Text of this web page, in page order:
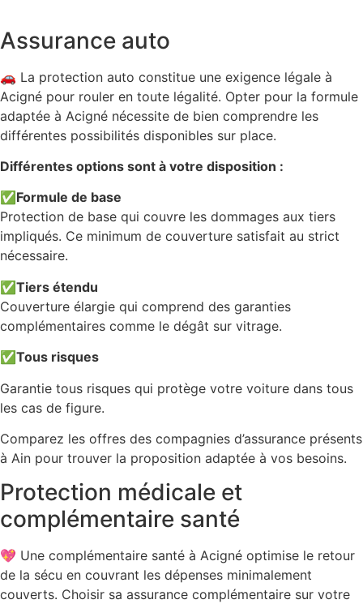
Assurance auto
🚗 La protection auto constitue une exigence légale à
Acigné pour rouler en toute légalité. Opter pour la formule
adaptée à Acigné nécessite de bien comprendre les
différentes possibilités disponibles sur place.
Différentes options sont à votre disposition :
✅ Formule de base
Protection de base qui couvre les dommages aux tiers
impliqués. Ce minimum de couverture satisfait au strict
nécessaire.
✅Tiers étendu
Couverture élargie qui comprend des garanties
complémentaires comme le dégât sur vitrage.
✅Tous risques
Garantie tous risques qui protège votre voiture dans tous
les cas de figure.
Comparez les offres des compagnies d’assurance présents
à Ain pour trouver la proposition adaptée à vos besoins.
Protection médicale et
complémentaire santé
💖 Une complémentaire santé à Acigné optimise le retour
de la sécu en couvrant les dépenses minimalement
couverts. Choisir sa assurance complémentaire sur votre